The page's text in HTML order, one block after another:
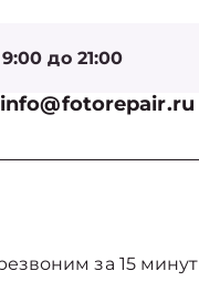
до 21:00
info@fotorepair.ru
за 15 минут